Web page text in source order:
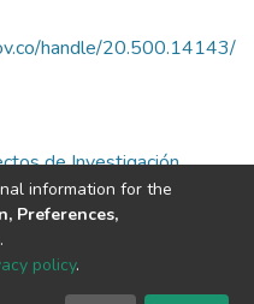
handle/20.500.14143/
de Investigación
© 2002-2026
information for the
Preferences,
.
policy.